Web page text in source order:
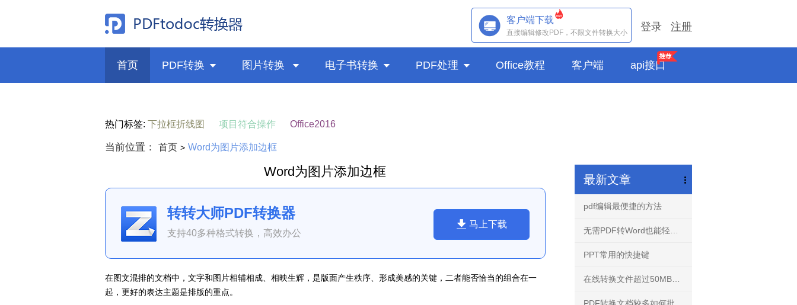
登录 注册
客户端下载
直接编辑修改PDF，不限文件转换大小
首页 PDF转换  图片转换  电子书转换  PDF处理  Office教程 客户端 api接口
热门标签: 下拉框折线图 项目符合操作 Office2016
当前位置： 首页 > Word为图片添加边框
Word为图片添加边框
转转大师PDF转换器
支持40多种格式转换，高效办公
马上下载
在图文混排的文档中，文字和图片相辅相成、相映生辉，是版面产生秩序、形成美感的关键，二者能否恰当的组合在一
起，更好的表达主题是排版的重点。
最新文章
pdf编辑最便捷的方法
PPT常用的快捷键